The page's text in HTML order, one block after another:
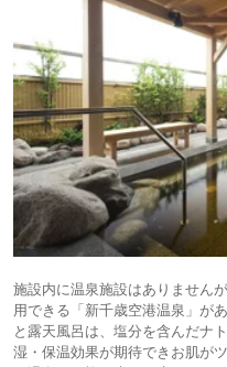
施設内に温泉施設はありません
用できる「新千歳空港温泉」が
と露天風呂は、塩分を含んだナ
湿・保温効果が期待できお肌が